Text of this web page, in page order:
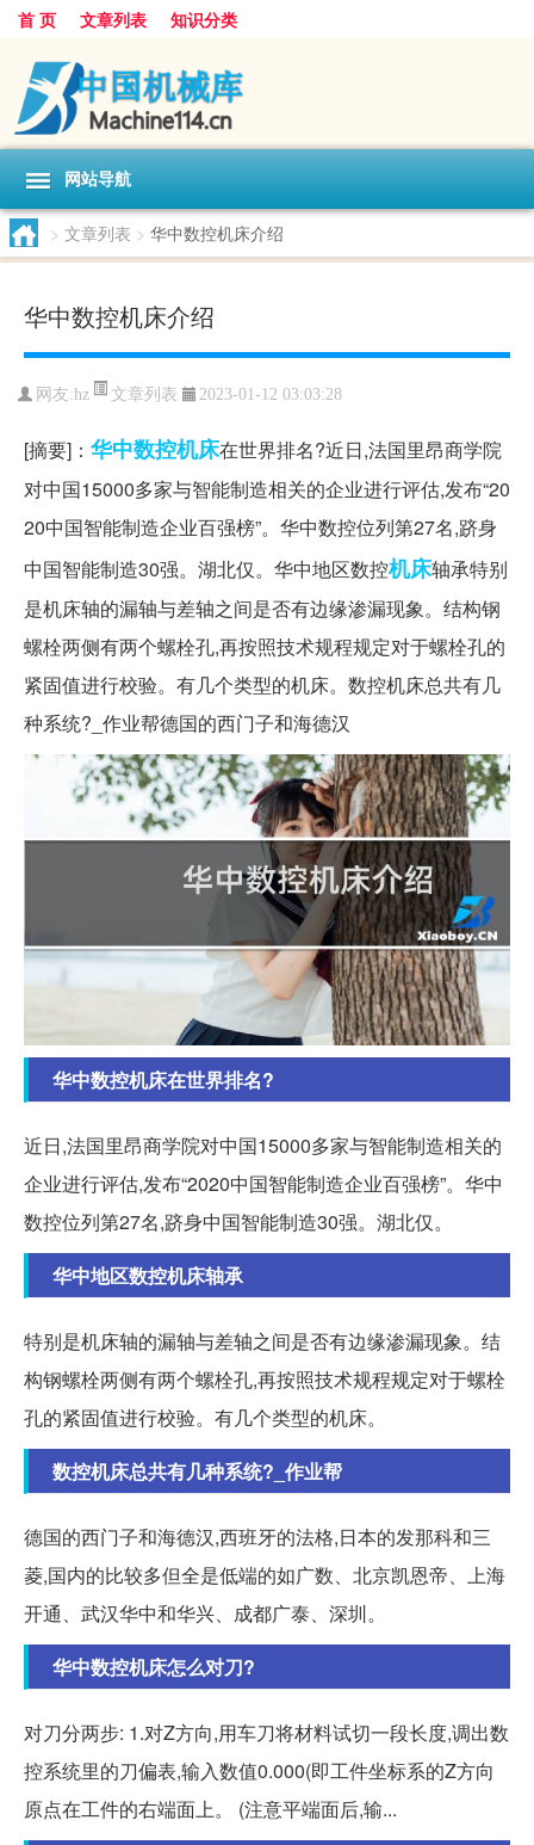
首 页 文章列表 知识分类
网站导航
> 文章列表 > 华中数控机床介绍
华中数控机床介绍
网友:hz 文章列表 2023-01-12 03:03:28
[摘要]： 华中数控机床在世界排名?近日,法国里昂商学院
对中国15000多家与智能制造相关的企业进行评估,发布“20
20中国智能制造企业百强榜”。华中数控位列第27名,跻身
中国智能制造30强。湖北仅。华中地区数控机床轴承特别
是机床轴的漏轴与差轴之间是否有边缘渗漏现象。结构钢
螺栓两侧有两个螺栓孔,再按照技术规程规定对于螺栓孔的
紧固值进行校验。有几个类型的机床。数控机床总共有几
种系统?_作业帮德国的西门子和海德汉
华中数控机床在世界排名?
近日,法国里昂商学院对中国15000多家与智能制造相关的
企业进行评估,发布“2020中国智能制造企业百强榜”。华中
数控位列第27名,跻身中国智能制造30强。湖北仅。
华中地区数控机床轴承
特别是机床轴的漏轴与差轴之间是否有边缘渗漏现象。结
构钢螺栓两侧有两个螺栓孔,再按照技术规程规定对于螺栓
孔的紧固值进行校验。有几个类型的机床。
数控机床总共有几种系统?_作业帮
德国的西门子和海德汉,西班牙的法格,日本的发那科和三
菱,国内的比较多但全是低端的如广数、北京凯恩帝、上海
开通、武汉华中和华兴、成都广泰、深圳。
华中数控机床怎么对刀?
对刀分两步: 1.对Z方向,用车刀将材料试切一段长度,调出数
控系统里的刀偏表,输入数值0.000(即工件坐标系的Z方向
原点在工件的右端面上。 (注意平端面后,输...